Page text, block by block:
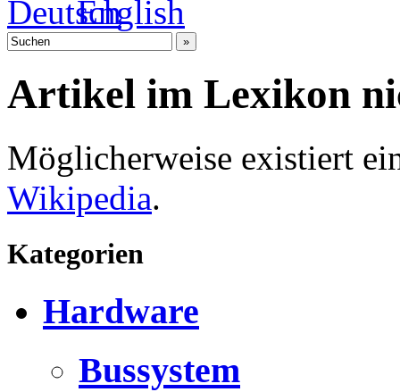
Artikel im Lexikon
Möglicherweise existiert
Wikipedia.
Kategorien
Hardware
Bussystem